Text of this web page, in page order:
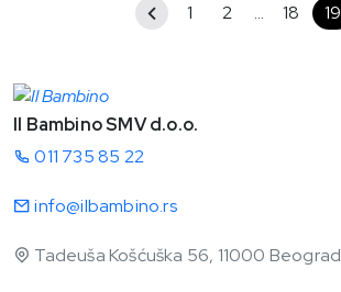
1 2 ... 18 19
Il Bambino SMV d.o.o.
011 735 85 22
info@ilbambino.rs
Tadeuša Košćuška 56, 11000 Beograd